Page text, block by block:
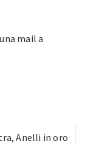
mail a
,Anelli in oro